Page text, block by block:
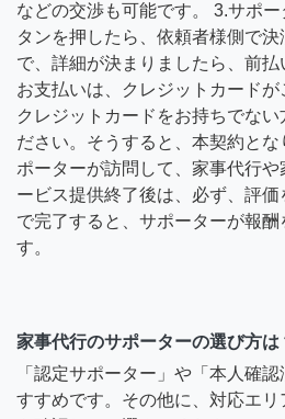
などの交渉も可能です。 3.サポ
タンを押したら、依頼者様側で
で、詳細が決まりましたら、前払
お支払いは、クレジットカードが
クレジットカードをお持ちでない
ださい。そうすると、本契約と
ポーターが訪問して、家事代行
ービス提供終了後は、必ず、評価
で完了すると、サポーターが報酬
す。
家事代行のサポーターの選び方は
「認定サポーター」や「本人確
すすめです。その他に、対応エ